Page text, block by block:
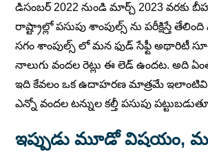
డిసంబర్ 2022 నుండి మార్చ్ 2023 వరకు
రాష్ట్రాల్లో పసుపు శాంపుల్స్ ను పరీక్షిస్తే
సగం శాంపుల్స్ లో మన ఫుడ్ సేఫ్టీ అథారిటీ
నాలుగు వందల రెట్లు ఈ లెడ్ ఉందట. అది
ఇది కేవలం ఒక ఉదాహరణ మాత్రమే
ఎన్నో వందల టన్నుల కల్తీ పసుపు
ఇప్పుడు మూడో విషయం,